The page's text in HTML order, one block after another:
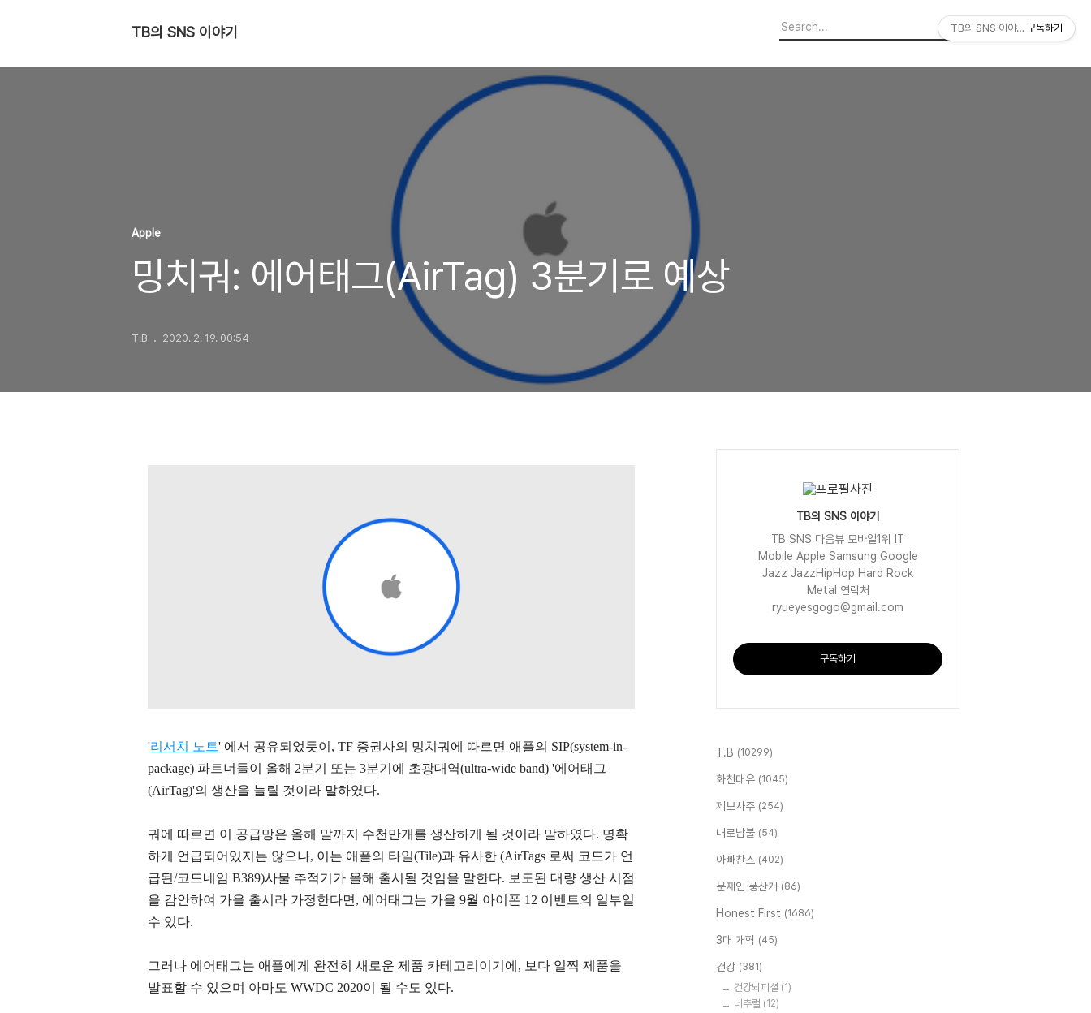
TB의 SNS 이야기
Apple
밍치궈: 에어태그(AirTag) 3분기로 예상
T.B 2020. 2. 19. 00:54
'리서치 노트' 에서 공유되었듯이, TF 증권사의 밍치궈에 따르면 애플의 SIP(system-in-
package) 파트너들이 올해 2분기 또는 3분기에 초광대역(ultra-wide band) '에어태그
(AirTag)'의 생산을 늘릴 것이라 말하였다.
궈에 따르면 이 공급망은 올해 말까지 수천만개를 생산하게 될 것이라 말하였다. 명확
하게 언급되어있지는 않으나, 이는 애플의 타일(Tile)과 유사한 (AirTags 로써 코드가 언
급된/코드네임 B389)사물 추적기가 올해 출시될 것임을 말한다. 보도된 대량 생산 시점
을 감안하여 가을 출시라 가정한다면, 에어태그는 가을 9월 아이폰 12 이벤트의 일부일
수 있다.
그러나 에어태그는 애플에게 완전히 새로운 제품 카테고리이기에, 보다 일찍 제품을
발표할 수 있으며 아마도 WWDC 2020이 될 수도 있다.
TB의 SNS 이야기
TB SNS 다음뷰 모바일1위 IT
Mobile Apple Samsung Google
Jazz JazzHipHop Hard Rock
Metal 연락처
ryueyesgogo@gmail.com
구독하기
T.B (10299)
화천대유 (1045)
제보사주 (254)
내로남불 (54)
아빠찬스 (402)
문재인 풍산개 (86)
Honest First (1686)
3대 개혁 (45)
건강 (381)
건강뇌피셜 (1)
네추럴 (12)
TB의 SNS 이야기 구독하기